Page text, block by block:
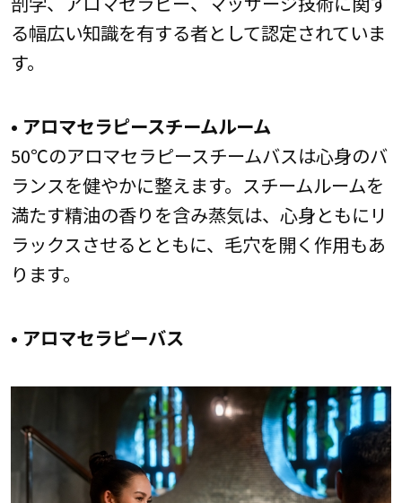
る幅広い知識を有する者として認定されていま
す。
• アロマセラピースチームルーム
50℃のアロマセラピースチームバスは心身のバ
ランスを健やかに整えます。スチームルームを
満たす精油の香りを含み蒸気は、心身ともにリ
ラックスさせるとともに、毛穴を開く作用もあ
ります。
• アロマセラピーバス